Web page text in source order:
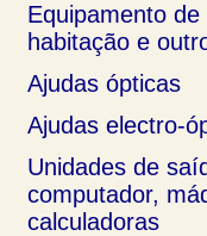
Equipamento
habitação e
Ajudas ópticas
Ajudas electro-
Unidades de
computador,
calculadoras